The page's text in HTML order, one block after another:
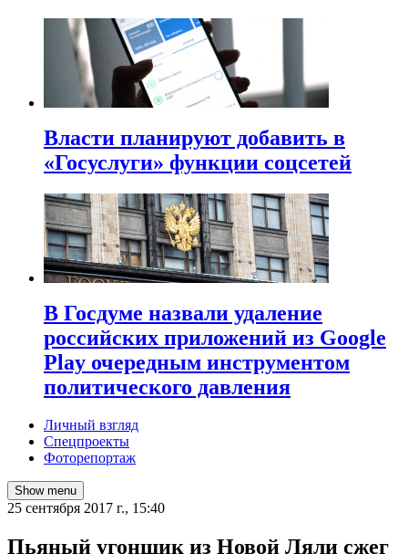
Власти планируют добавить в
«Госуслуги» функции соцсетей
В Госдуме назвали удаление
российских приложений из Google
Play очередным инструментом
политического давления
Личный взгляд
Спецпроекты
Фоторепортаж
Show menu
25 сентября 2017 г., 15:40
Пьяный угонщик из Новой Ляли сжег